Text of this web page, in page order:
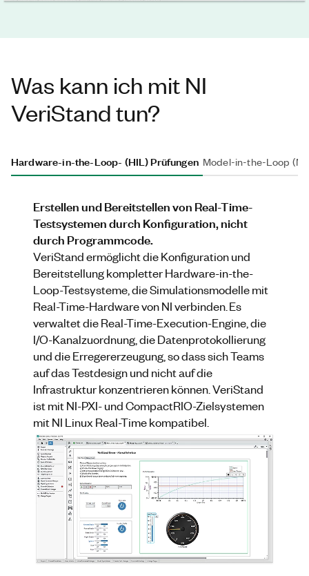
Was kann ich mit NI
VeriStand tun?
Hardware-in-the-Loop- (HIL) Prüfungen Model-in-the-Loop
Erstellen und Bereitstellen von Real-Time-
Testsystemen durch Konfiguration, nicht
durch Programmcode.
VeriStand ermöglicht die Konfiguration und
Bereitstellung kompletter Hardware-in-the-
Loop-Testsysteme, die Simulationsmodelle mit
Real-Time-Hardware von NI verbinden. Es
verwaltet die Real-Time-Execution-Engine, die
I/O-Kanalzuordnung, die Datenprotokollierung
und die Erregererzeugung, so dass sich Teams
auf das Testdesign und nicht auf die
Infrastruktur konzentrieren können. VeriStand
ist mit NI-PXI- und CompactRIO-Zielsystemen
mit NI Linux Real-Time kompatibel.